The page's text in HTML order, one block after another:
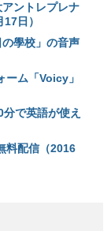
ントレプレナ
日）
學校」の音声
ーム「Voicy」
で英語が使え
料配信（2016